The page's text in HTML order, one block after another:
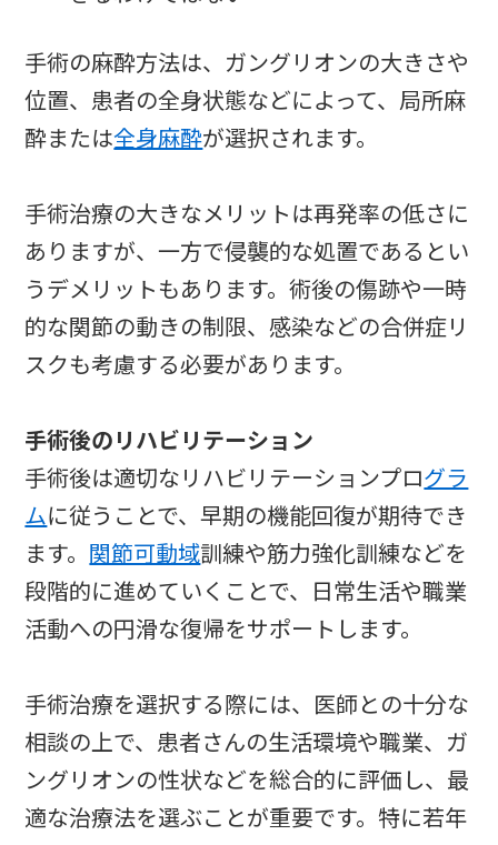
手術の麻酔方法は、ガングリオンの大きさや
位置、患者の全身状態などによって、局所麻
酔または全身麻酔が選択されます。
手術治療の大きなメリットは再発率の低さに
ありますが、一方で侵襲的な処置であるとい
うデメリットもあります。術後の傷跡や一時
的な関節の動きの制限、感染などの合併症リ
スクも考慮する必要があります。
手術後のリハビリテーション
手術後は適切なリハビリテーションプログラ
ムに従うことで、早期の機能回復が期待でき
ます。 関節可動域訓練や筋力強化訓練などを
段階的に進めていくことで、日常生活や職業
活動への円滑な復帰をサポートします。
手術治療を選択する際には、医師との十分な
相談の上で、患者さんの生活環境や職業、ガ
ングリオンの性状などを総合的に評価し、最
適な治療法を選ぶことが重要です。特に若年